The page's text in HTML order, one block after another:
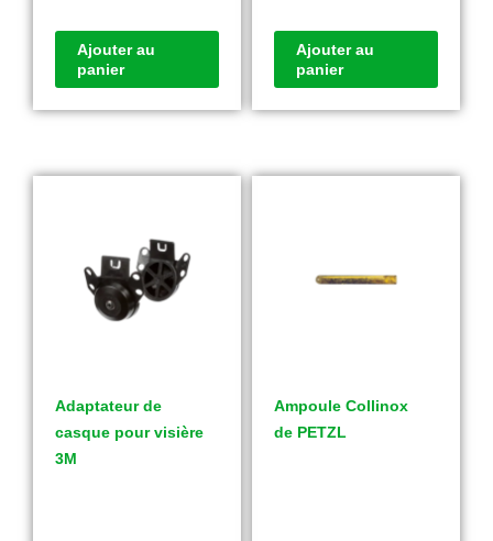
Ajouter au
panier
Ajouter au
panier
Adaptateur de
casque pour visière
3M
Ampoule Collinox
de PETZL